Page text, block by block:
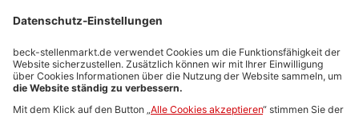
Stellenmarktpreise
Anzeigen-AGB
Media-Daten
Newsletteranmeldung
Produktübersicht